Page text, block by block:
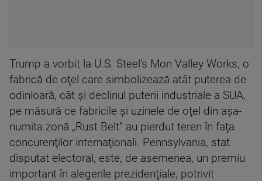
Trump a vorbit la U.S. Steel's Mon Valley Works, o
fabrică de oţel care simbolizează atât puterea de
odinioară, cât şi declinul puterii industriale a SUA,
pe măsură ce fabricile şi uzinele de oţel din aşa-
numita zonă „Rust Belt” au pierdut teren în faţa
concurenţilor internaţionali. Pennsylvania, stat
disputat electoral, este, de asemenea, un premiu
important în alegerile prezidenţiale, potrivit